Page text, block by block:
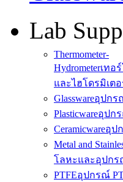
Lab
Thermometer-
Hydrometerเทอ
และไฮโดรมิเตอ
Glasswareอุปกร
Plasticwareอุปก
Ceramicwareอุป
Metal and
โลหะและอุปก
PTFEอุปกรณ์